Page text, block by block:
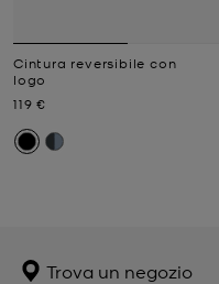
Cintura reversibile con
logo
Prezzo attuale
119 €
Trova un negozio